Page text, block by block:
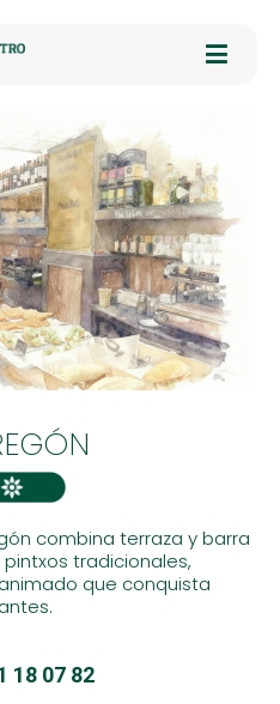
combina terraza y barra
tradicionales,
que conquista
18 07 82